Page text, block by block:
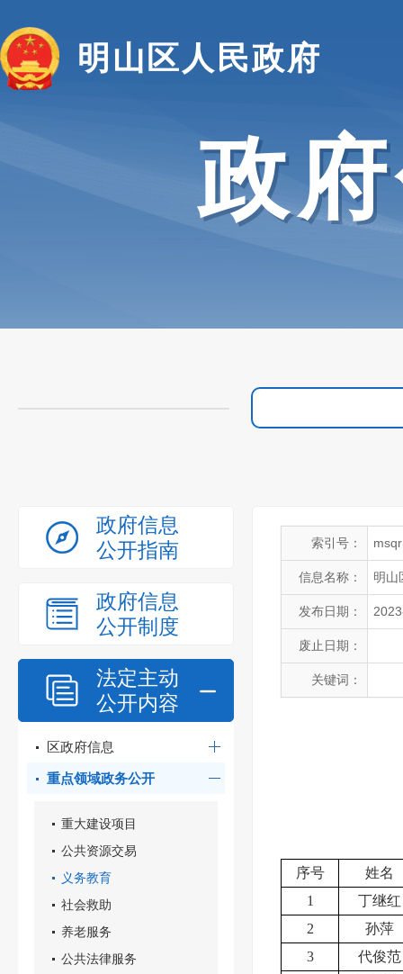
明山区人民政府
政
政府信息
公开指南
政府信息
公开制度
法定主动
公开内容
区政府信息
重点领域政务公开
重大建设项目
公共资源交易
义务教育
社会救助
养老服务
公共法律服务
索引号：
信息名称： 明山
发布日期：
废止日期：
关键词：
序号
姓名
1
丁继红
2
孙萍
3
代俊范